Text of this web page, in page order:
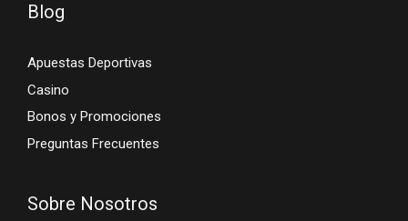
Blog
Apuestas Deportivas
Casino
Bonos y Promociones
Preguntas Frecuentes
Sobre Nosotros